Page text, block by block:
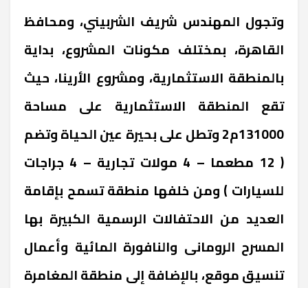
وتجول المهندس شريف الشربيني، ومحافظ
القاهرة، بمختلف مكونات المشروع، بداية
بالمنطقة الاستثمارية، ومشروع الأرينا، حيث
تقع المنطقة الاستثمارية على مساحة
131000م2 وتطل على بحيرة عين الحياة وتضم
( 12 مطعما – 4 مولات تجارية – 4 جراجات
للسيارات ) ومن خلفها منطقة تسمح بإقامة
العديد من الاحتفالات الرسمية الكبيرة بها
المسرح الرومانى والنافورة المائية وأعمال
تنسيق موقع، بالإضافة إلى منطقة المغامرة